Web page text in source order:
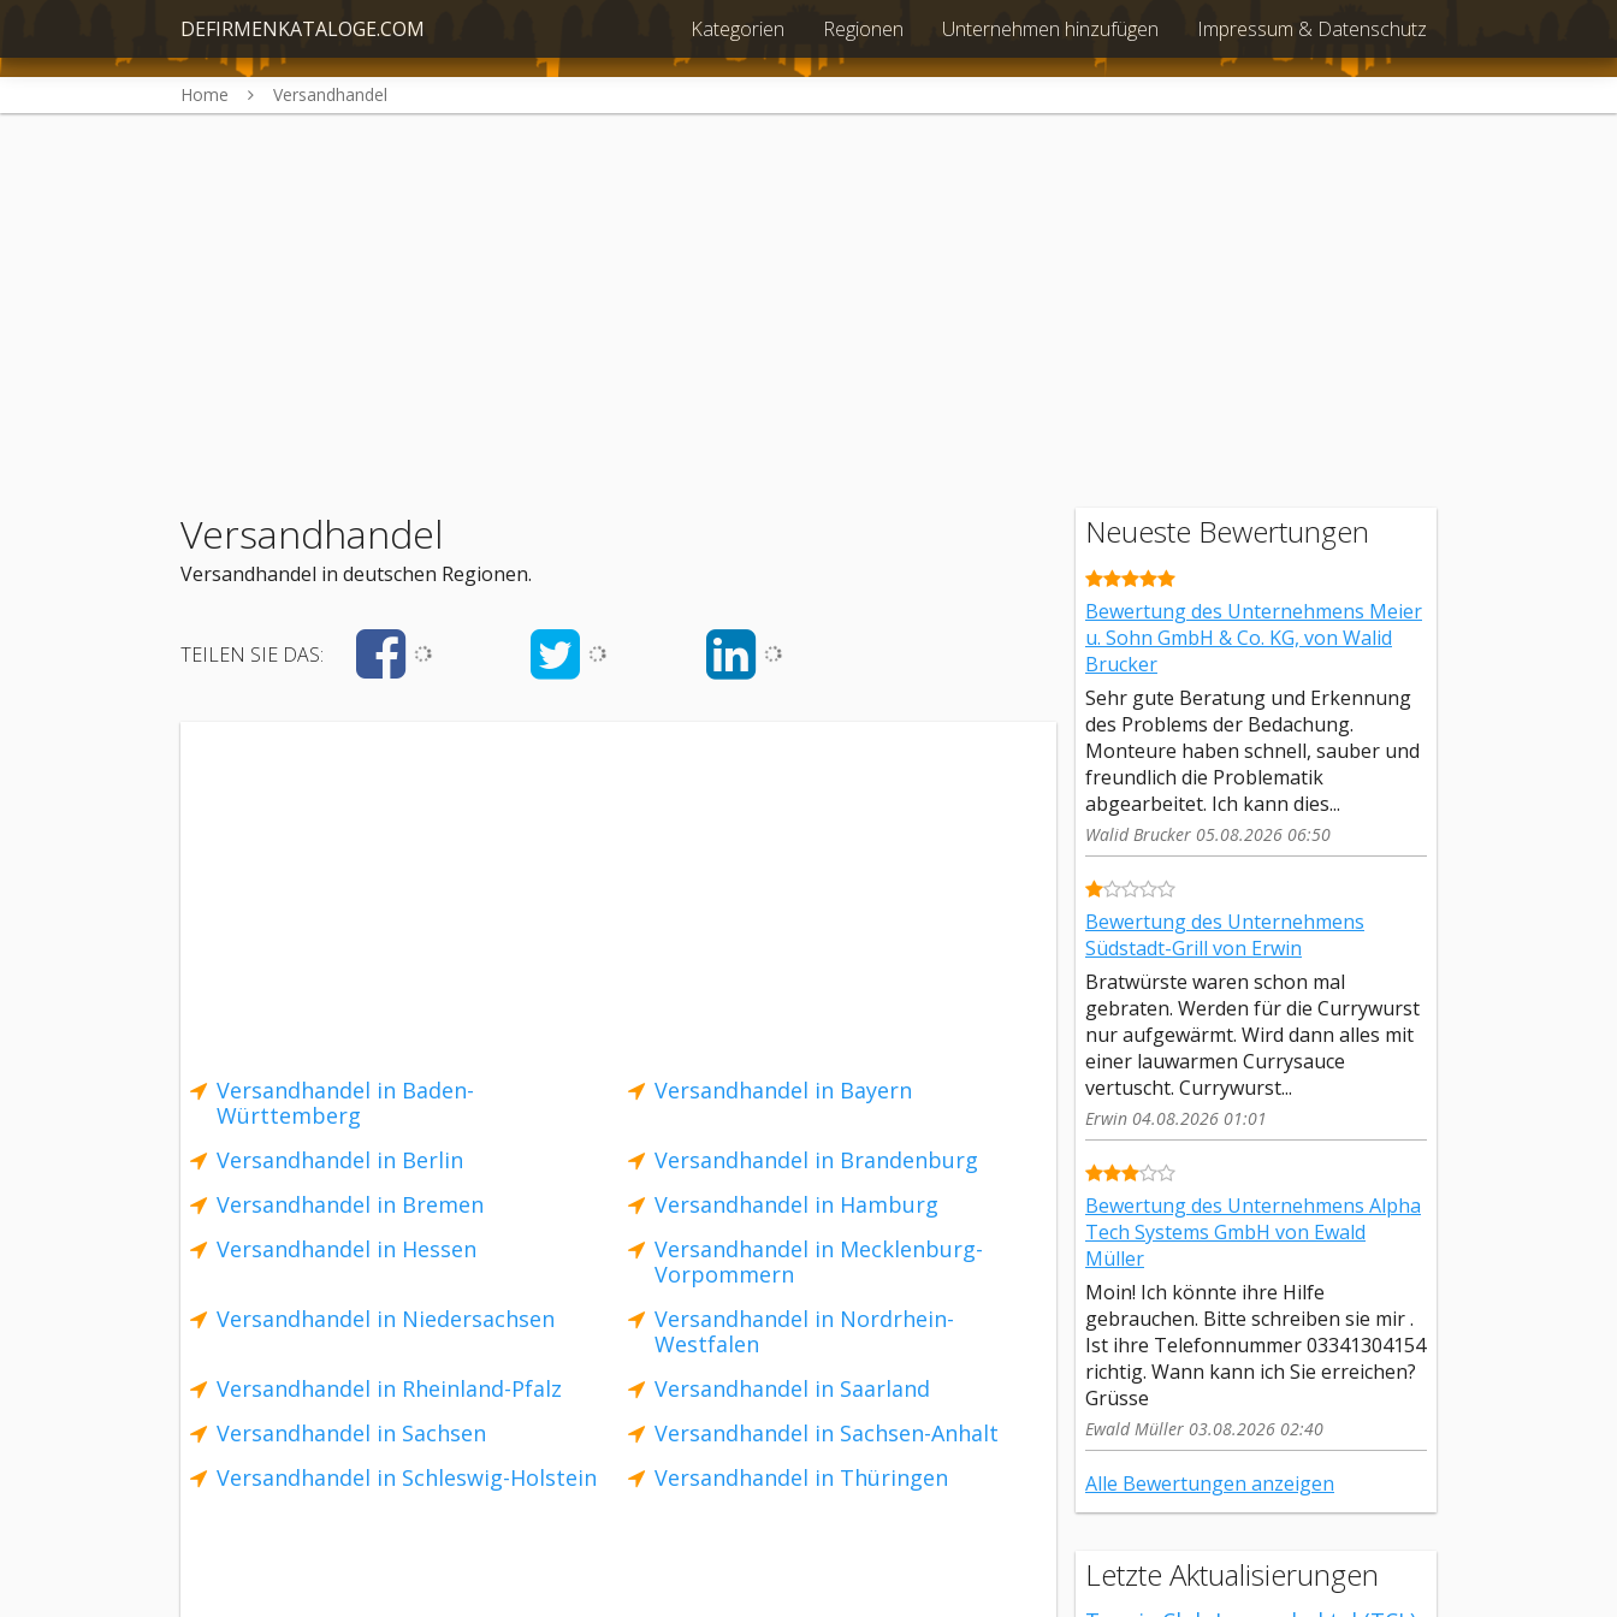
DEFIRMENKATALOGE.COM Kategorien Regionen Unternehmen hinzufügen Impressum & Datenschutz
Home Versandhandel
Versandhandel
Versandhandel in deutschen Regionen.
TEILEN SIE DAS:
Versandhandel in Baden-
Württemberg
Versandhandel in Bayern
Versandhandel in Berlin
Versandhandel in Brandenburg
Versandhandel in Bremen
Versandhandel in Hamburg
Versandhandel in Hessen
Versandhandel in Mecklenburg-
Vorpommern
Versandhandel in Niedersachsen
Versandhandel in Nordrhein-
Westfalen
Versandhandel in Rheinland-Pfalz
Versandhandel in Saarland
Versandhandel in Sachsen
Versandhandel in Sachsen-Anhalt
Versandhandel in Schleswig-Holstein
Versandhandel in Thüringen
Neueste Bewertungen
Bewertung des Unternehmens Meier
u. Sohn GmbH & Co. KG, von Walid
Brucker
Sehr gute Beratung und Erkennung
des Problems der Bedachung.
Monteure haben schnell, sauber und
freundlich die Problematik
abgearbeitet. Ich kann dies...
Walid Brucker 05.08.2026 06:50
Bewertung des Unternehmens
Südstadt-Grill von Erwin
Bratwürste waren schon mal
gebraten. Werden für die Currywurst
nur aufgewärmt. Wird dann alles mit
einer lauwarmen Currysauce
vertuscht. Currywurst...
Erwin 04.08.2026 01:01
Bewertung des Unternehmens Alpha
Tech Systems GmbH von Ewald
Müller
Moin! Ich könnte ihre Hilfe
gebrauchen. Bitte schreiben sie mir .
Ist ihre Telefonnummer 03341304154
richtig. Wann kann ich Sie erreichen?
Grüsse
Ewald Müller 03.08.2026 02:40
Alle Bewertungen anzeigen
Letzte Aktualisierungen